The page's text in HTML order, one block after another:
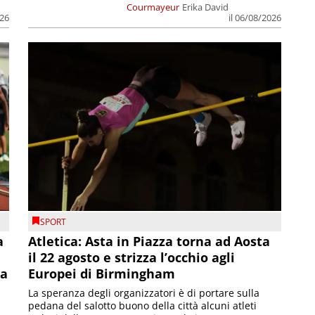
Courmayeur Erika David
il 06/08/2026
SPORT
Atletica: Asta in Piazza torna ad Aosta
il 22 agosto e strizza l’occhio agli
Europei di Birmingham
La speranza degli organizzatori è di portare sulla
pedana del salotto buono della città alcuni atleti